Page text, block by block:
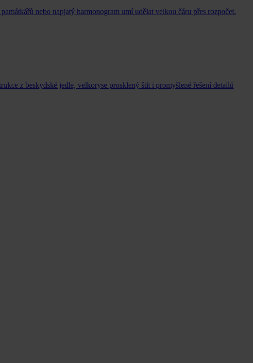
nebo napjatý harmonogram umí udělat velkou čáru přes rozpočet.
z beskydské jedle, velkoryse prosklený štít i promyšlené řešení detailů